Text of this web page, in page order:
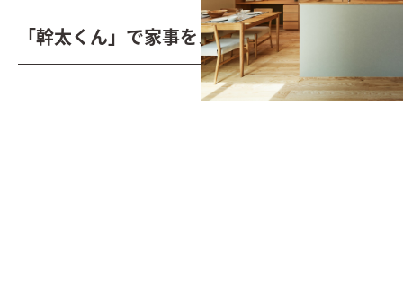
「幹太くん」で家事をスリムに